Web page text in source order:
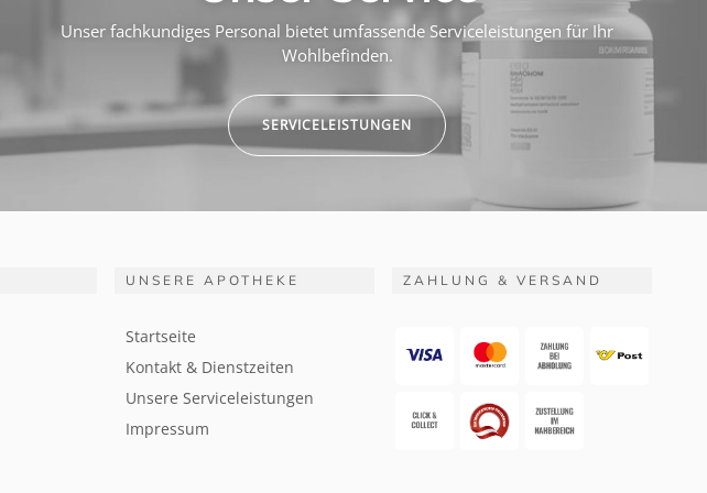
Unser fachkundiges Personal bietet umfassende Serviceleistungen für Ihr
Wohlbefinden.
SERVICELEISTUNGEN
UNSERE APOTHEKE
Startseite
Kontakt & Dienstzeiten
Unsere Serviceleistungen
Impressum
ZAHLUNG & VERSAND